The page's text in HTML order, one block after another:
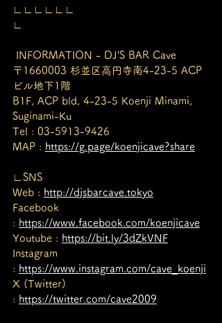
∟∟∟∟∟∟
∟
INFORMATION - DJ’S BAR Cave
〒1660003 杉並区高円寺南4-23-5 ACP
ビル地下1階
B1F, ACP bld, 4-23-5 Koenji Minami,
Suginami-Ku
Tel : 03-5913-9426
MAP : https://g.page/koenjicave?share
∟SNS
Web : http://djsbarcave.tokyo
Facebook
: https://www.facebook.com/koenjicave
Youtube : https://bit.ly/3dZkVNF
Instagram
: https://www.instagram.com/cave_koenji
X (Twitter)
: https://twitter.com/cave2009